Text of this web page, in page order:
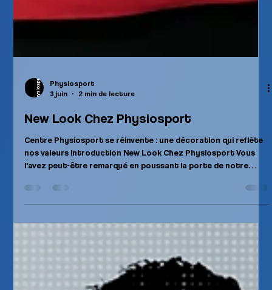
3 juin
2 min de lecture
New Look Chez Physiosport
Centre Physiosport se réinvente : une décoration qui reflète
nos valeurs Introduction New Look Chez Physiosport Vous